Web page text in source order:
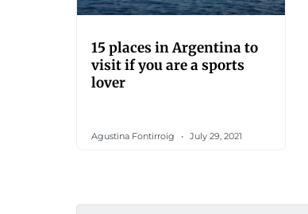
15 places in Argentina to
visit if you are a sports
lover
Agustina Fontirroig July 29, 2021